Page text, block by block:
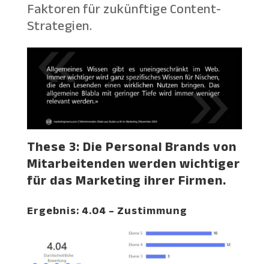
Faktoren für zukünftige Content-
Strategien.
These 3: Die Personal Brands von
Mitarbeitenden werden wichtiger
für das Marketing ihrer Firmen.
Ergebnis: 4.04 – Zustimmung